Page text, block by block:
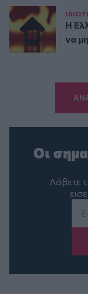
Η
να
Οι
Λάβετε